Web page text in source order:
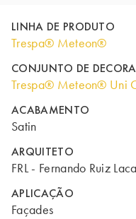
LINHA DE PRODUTO
Trespa® Meteon®
CONJUNTO DE
Trespa® Meteon® Uni
ACABAMENTO
Satin
ARQUITETO
FRL - Fernando Ruiz
APLICAÇÃO
Façades